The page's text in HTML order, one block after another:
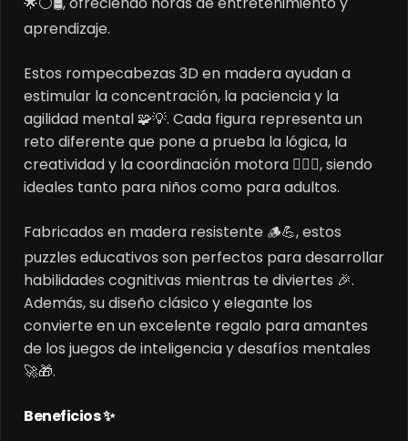
aprendizaje.
Estos rompecabezas 3D en madera ayudan a
estimular la concentración, la paciencia y la
agilidad mental 🧩💡. Cada figura representa un
reto diferente que pone a prueba la lógica, la
creatividad y la coordinación motora 🤹‍♂️✨, siendo
ideales tanto para niños como para adultos.
Fabricados en madera resistente 🪵💪, estos
puzzles educativos son perfectos para desarrollar
habilidades cognitivas mientras te diviertes 🎉.
Además, su diseño clásico y elegante los
convierte en un excelente regalo para amantes
de los juegos de inteligencia y desafíos mentales
🚀🎁.
Beneficios ✨